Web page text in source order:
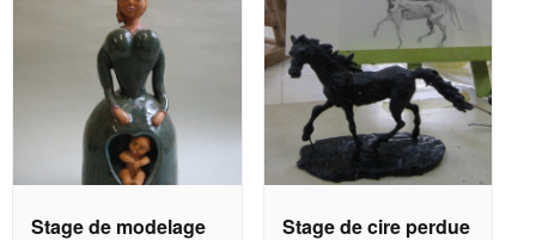
Stage de modelage
Stage de cire perdue